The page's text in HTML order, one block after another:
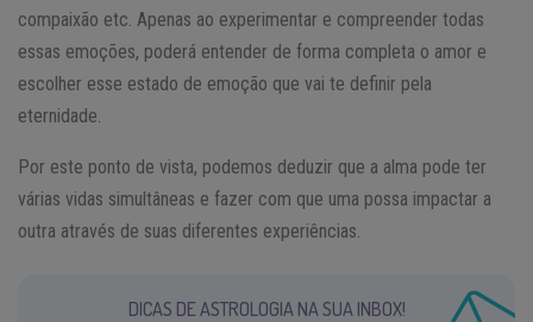
compaixão etc. Apenas ao experimentar e compreender todas
essas emoções, poderá entender de forma completa o amor e
escolher esse estado de emoção que vai te definir pela
eternidade.
Por este ponto de vista, podemos deduzir que a alma pode ter
várias vidas simultâneas e fazer com que uma possa impactar a
outra através de suas diferentes experiências.
DICAS DE ASTROLOGIA NA SUA INBOX!